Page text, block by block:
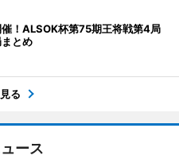
催！ALSOK杯第75期王将戦第4局
とめ
る
ース